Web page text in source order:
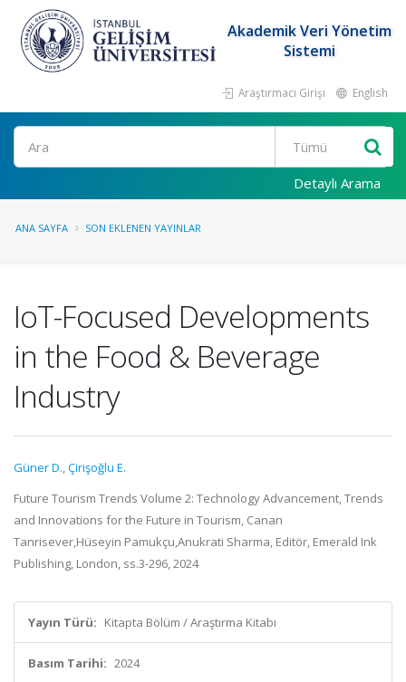
Akademik Veri Yönetim
Sistemi
Araştırmacı Girişi English
Ara
Detaylı Arama
ANA SAYFA SON EKLENEN YAYINLAR
IoT-Focused Developments
in the Food & Beverage
Industry
Güner D.,Çirişoğlu E.
Future Tourism Trends Volume 2: Technology Advancement, Trends
and Innovations for the Future in Tourism, Canan
Tanrisever,Hüseyin Pamukçu,Anukrati Sharma, Editör, Emerald Ink
Publishing, London, ss.3-296, 2024
Yayın Türü: Kitapta Bölüm / Araştırma Kitabı
Basım Tarihi: 2024